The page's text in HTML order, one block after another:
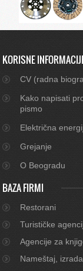
KORISNE
CV (radna
Kako napisati
pismo
Električna
Grejanje
O Beogradu
BAZA FIRMI
Restorani
Turističke
Agencije za
Nameštaj,